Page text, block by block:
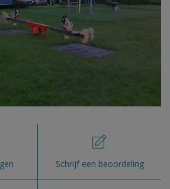
Schrijf een beoordeling